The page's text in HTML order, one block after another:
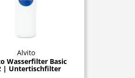
Alvito
Wasserfilter Basic
| Untertischfilter